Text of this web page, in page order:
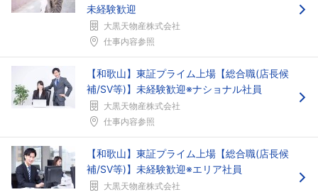
未経験歓迎
大黒天物産株式会社
仕事内容参照
【和歌山】東証プライム上場【総合職(店長候
補/SV等)】未経験歓迎※ナショナル社員
大黒天物産株式会社
仕事内容参照
【和歌山】東証プライム上場【総合職(店長候
補/SV等)】未経験歓迎※エリア社員
大黒天物産株式会社